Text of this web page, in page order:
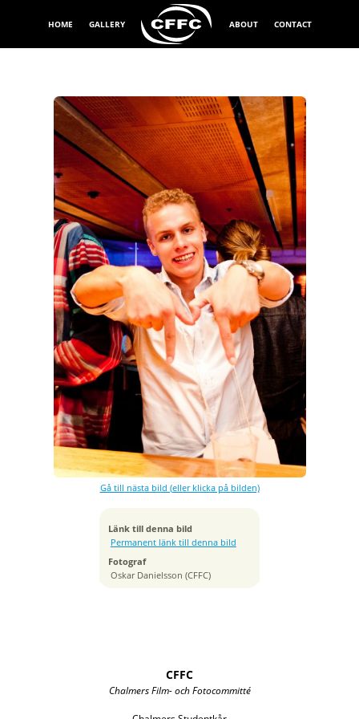
HOME GALLERY ABOUT CONTACT
Gå till nästa bild (eller klicka på bilden)
Länk till denna bild
Permanent länk till denna bild
Fotograf
Oskar Danielsson (CFFC)
Exponeringstid
1/25 sek
Bländare
Kamera
NIKON D300
Tagen
ISO
800
Brännvidd
19 mm
CFFC
Chalmers Film- och Fotocommitté